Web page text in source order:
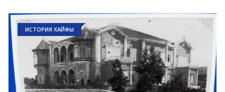
ИСТОРИЯ ХАЙФЫ